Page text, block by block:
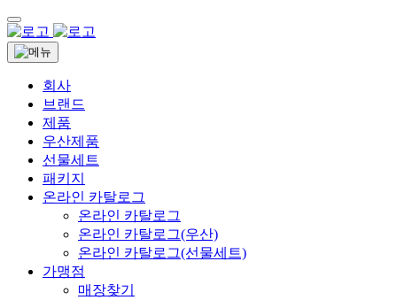
회사
브랜드
제품
우산제품
선물세트
패키지
온라인 카탈로그
온라인 카탈로그
온라인 카탈로그(우산)
온라인 카탈로그(선물세트)
가맹점
매장찾기